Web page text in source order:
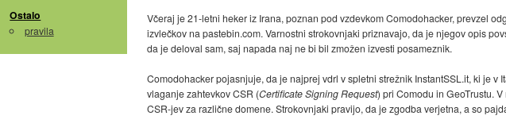
Ostalo
pravila
Včeraj je 21-letni heker iz Irana, poznan pod vzdevkom Comodohacker, prevzel
izvlečkov na pastebin.com. Varnostni strokovnjaki priznavajo, da je njegov opis
da je deloval sam, saj napada naj ne bi bil zmožen izvesti posameznik.
Comodohacker pojasnjuje, da je najprej vdrl v spletni strežnik InstantSSL.it, ki je
vlaganje zahtevkov CSR (Certificate Signing Request) pri Comodu in GeoTrustu.
CSR-jev za različne domene. Strokovnjaki pravijo, da je zgodba verjetna, a so